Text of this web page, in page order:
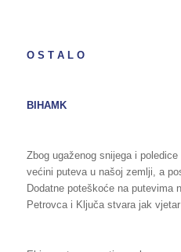
O S T A L O
BIHAMK
Zbog ugaženog snijega i
većini puteva u našoj zemlji, a
Dodatne poteškoće na putevima
Petrovca i Ključa stvara jak